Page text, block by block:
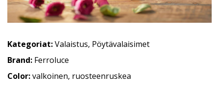
Kategoriat:Valaistus, Pöytävalaisimet
Brand: Ferroluce
Color:valkoinen, ruosteenruskea